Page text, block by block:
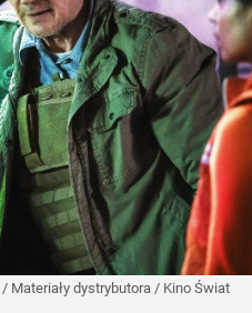
/ Materiały dystrybutora / Kino Świat